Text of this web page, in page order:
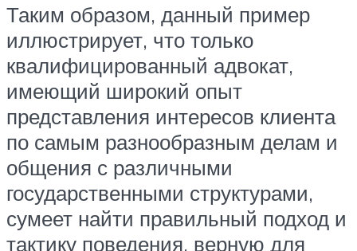
Таким образом, данный пример
иллюстрирует, что только
квалифицированный адвокат,
имеющий широкий опыт
представления интересов клиента
по самым разнообразным делам и
общения с различными
государственными структурами,
сумеет найти правильный подход и
тактику поведения, верную для